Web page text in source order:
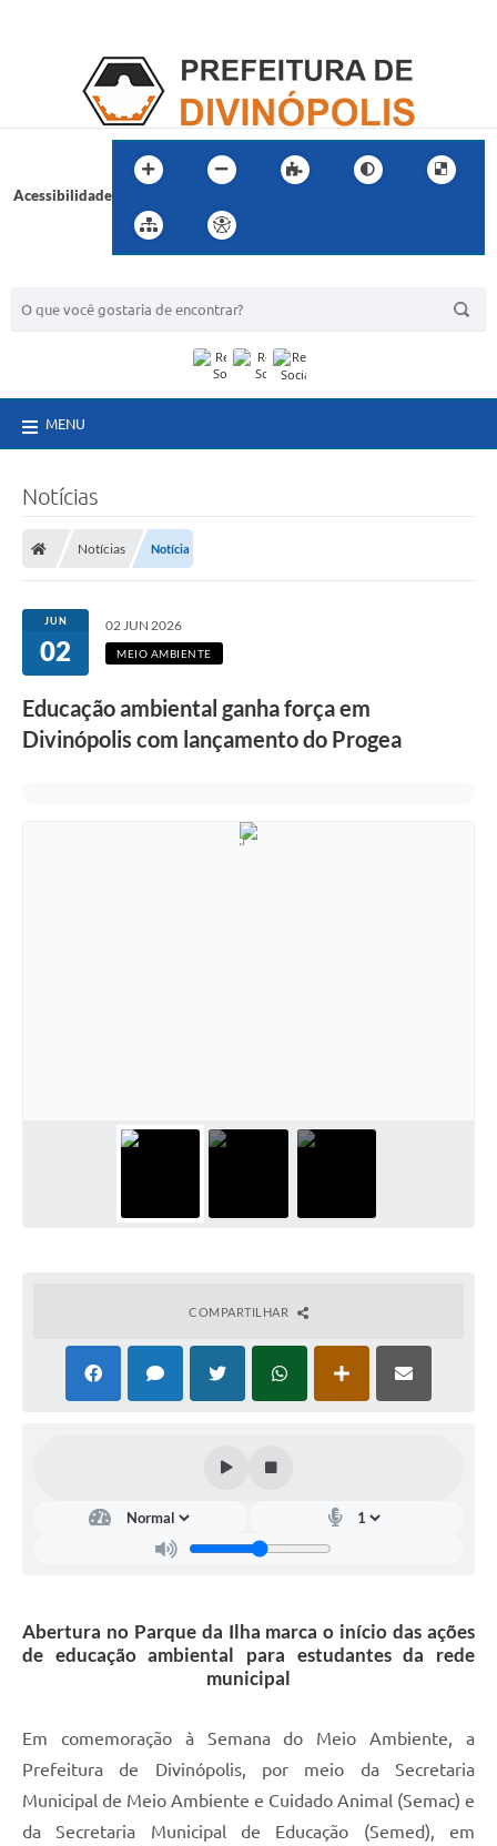
Acessibilidade
MENU
Notícias
Notícias Notícia
JUN
02
02 JUN 2026
MEIO AMBIENTE
Educação ambiental ganha força em
Divinópolis com lançamento do Progea
COMPARTILHAR
Abertura no Parque da Ilha marca o início das ações
de educação ambiental para estudantes da rede
municipal
Em comemoração à Semana do Meio Ambiente, a
Prefeitura de Divinópolis, por meio da Secretaria
Municipal de Meio Ambiente e Cuidado Animal (Semac) e
da Secretaria Municipal de Educação (Semed), em